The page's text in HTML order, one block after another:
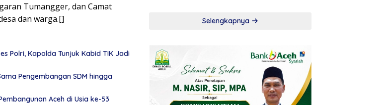
Tumangger, dan Camat
dan warga.[]
Polri, Kapolda Tunjuk Kabid TIK Jadi
Pengembangan SDM hingga
Aceh di Usia ke-53
Selengkapnya